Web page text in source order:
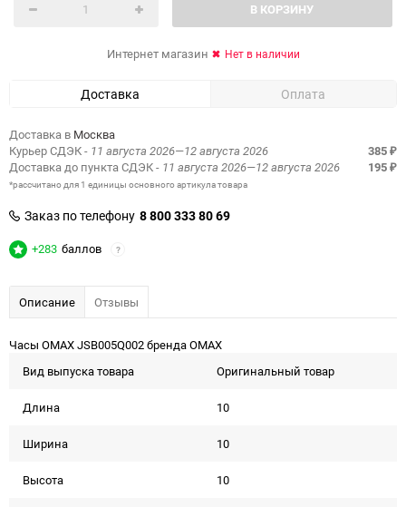
В КОРЗИНУ
Интернет магазин Нет в наличии
Доставка Оплата
Доставка в Москва
Курьер СДЭК- 11 августа 2026—12 августа 2026 385 ₽
Доставка до пункта СДЭК- 11 августа 2026—12 августа 2026 195 ₽
*рассчитано для 1 единицы основного артикула товара
Заказ по телефону 8 800 333 80 69
+283 баллов ?
Описание Отзывы
Часы OMAX JSB005Q002 бренда OMAX
Вид выпуска товара
Оригинальный товар
Длина 10
Ширина 10
Высота 10